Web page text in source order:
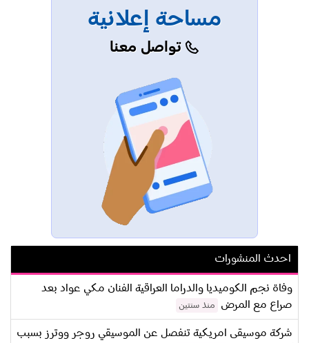
مساحة إعلانية
تواصل معنا
احدث المنشورات
وفاة نجم الكوميديا والدراما العراقية الفنان مكي عواد بعد
صراع مع المرض
منذ سنتين
شركة موسيقى امريكية تنفصل عن الموسيقي روجر ووترز بسبب